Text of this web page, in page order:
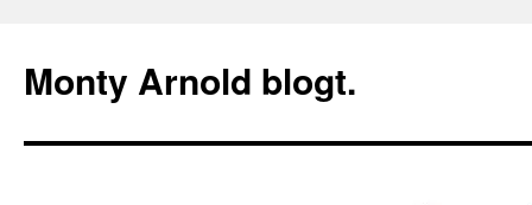
springen
Monty Arnold blogt.